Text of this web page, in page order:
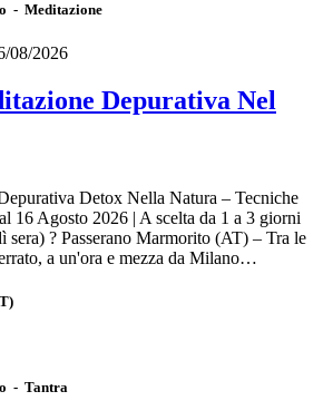
- Meditazione
08/2026
Depurativa Nel
Detox Nella Natura – Tecniche
16 Agosto 2026 | A scelta da 1 a 3 giorni
sera) ? Passerano Marmorito (AT) – Tra le
a un'ora e mezza da Milano…
- Tantra